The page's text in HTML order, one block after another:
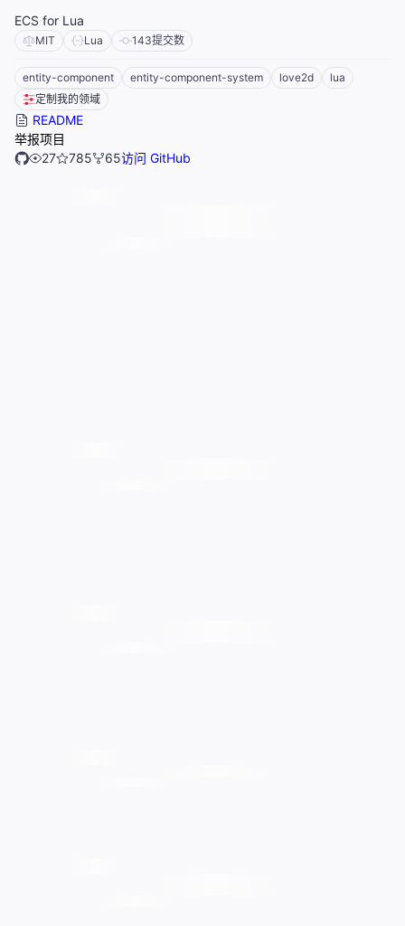
ECS for Lua
MIT Lua 143提交数
entity-component entity-component-system love2d
lua
定制我的领域
README
举报项目
27
785 65访问 GitHub